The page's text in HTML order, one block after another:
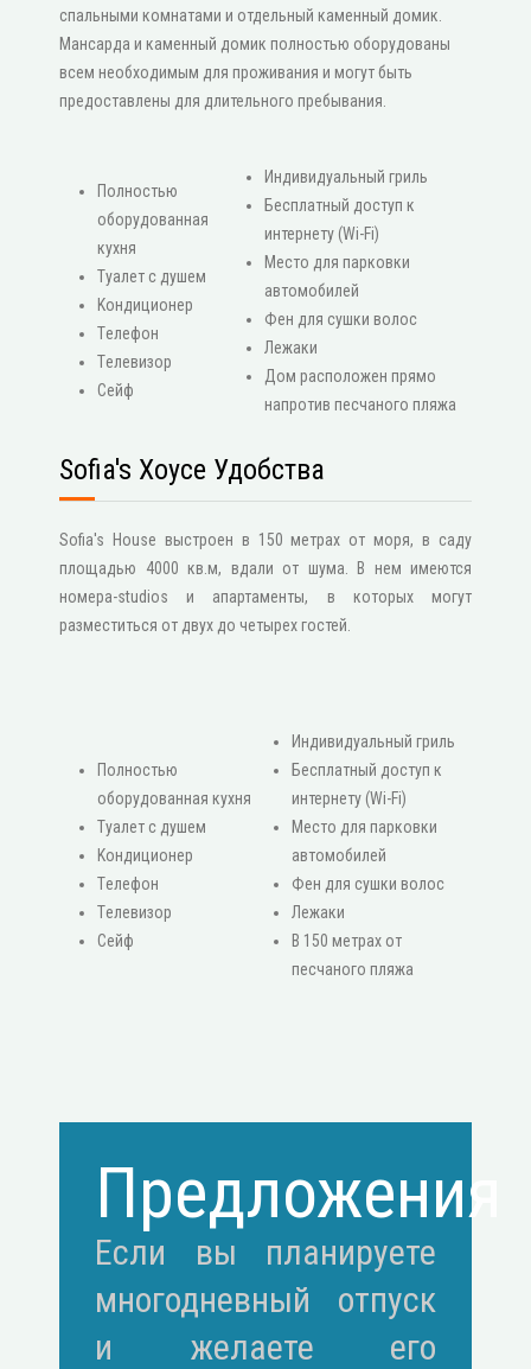
спальными комнатами и отдельный каменный домик.
Мансарда и каменный домик полностью оборудованы
всем необходимым для проживания и могут быть
предоставлены для длительного пребывания.
Πолностью
оборудованная
кухня
Туалет с душем
Κондиционер
Τелефон
Τелевизор
Сейф
Индивидуальный гриль
Бесплатный доступ к
интернету (Wi-Fi)
Место для парковки
автомобилей
Фен для сушки волос
Лежаки
Дом расположен прямо
напротив песчаного пляжа
Sofia's Хоусе Удобства
Sofia's House выстроен в 150 метрах от моря, в саду
площадью 4000 кв.м, вдали от шума. В нем имеются
номера-studios и апартаменты, в которых могут
разместиться от двух до четырех гостей.
Πолностью
оборудованная кухня
Туалет с душем
Κондиционер
Τелефон
Τелевизор
Сейф
Индивидуальный гриль
Бесплатный доступ к
интернету (Wi-Fi)
Место для парковки
автомобилей
Фен для сушки волос
Лежаки
В 150 метрах от
песчаного пляжа
Предложения
Если вы планируете
многодневный отпуск
и желаете его